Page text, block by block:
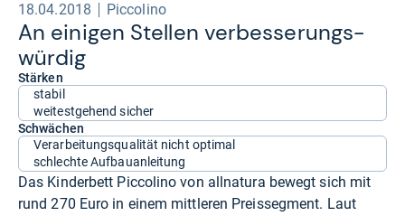
18.04.2018 Piccolino
An eini­gen Stel­len ver­bes­se­rungs­
wür­dig
Stärken
stabil
weitestgehend sicher
Schwächen
Verarbeitungsqualität nicht optimal
schlechte Aufbauanleitung
Das Kinderbett Piccolino von allnatura bewegt sich mit
rund 270 Euro in einem mittleren Preissegment. Laut